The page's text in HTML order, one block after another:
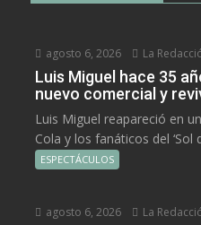
agosto 6, 2026 La
Luis Miguel hace 35
nuevo comercial y
Luis Miguel reapareció en
Cola y los fanáticos del ‘Sol
ESPECTÁCULOS
agosto 6, 2026 La